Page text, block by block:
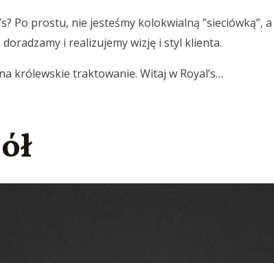
Po prostu, nie jesteśmy kolokwialną
doradzamy i realizujemy wizję i styl klienta.
królewskie traktowanie. Witaj w Royal’s…